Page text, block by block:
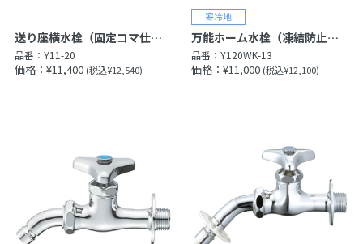
送り座横水栓（固定コマ仕様）［共用形］
品番： Y11-20
価格：¥11,400 (税込¥12,540)
万能ホーム水栓（凍結防止付）
品番：Y120WK-13
価格：¥11,000 (税込¥12,100)